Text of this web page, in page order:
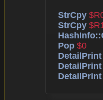
StrCpy
StrCpy
Pop $0
DetailPrint
DetailPrint
DetailPrint